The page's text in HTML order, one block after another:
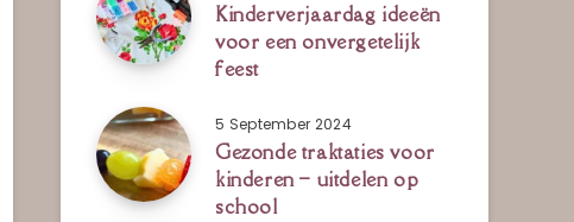
Kinderverjaardag ideeën
voor een onvergetelijk
feest
5 September 2024
Gezonde traktaties voor
kinderen – uitdelen op
school